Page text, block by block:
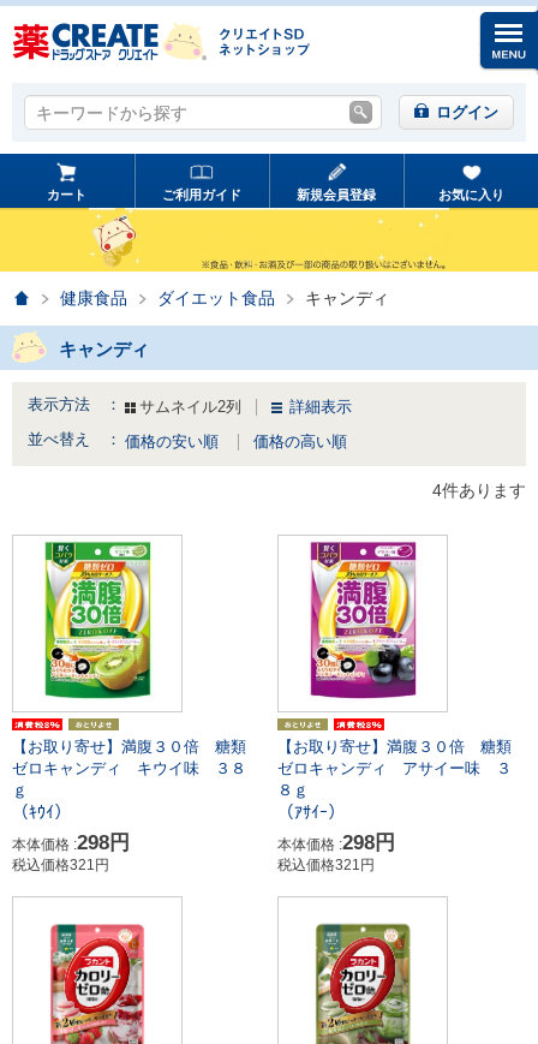
キーワードから探す
キーワードから探す ログイン
カート ご利用ガイド 新規会員登録 お気に入り
ホーム健康食品 ダイエット食品 キャンディ
キャンディ
表示方法 ： サムネイル2列
詳細表示
並べ替え ： 価格の安い順 価格の高い順
4件あります
【お取り寄せ】満腹３０倍 糖類
ゼロキャンディ キウイ味 ３８
ｇ
（ｷｳｲ）
本体価格 :298円
税込価格321円
【お取り寄せ】満腹３０倍 糖類
ゼロキャンディ アサイー味 ３
８ｇ
（ｱｻｲｰ）
本体価格 :298円
税込価格321円